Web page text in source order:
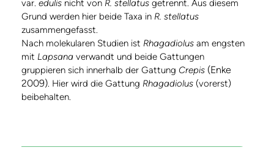
var. edulis nicht von R. stellatus getrennt. Aus diesem
Grund werden hier beide Taxa in R. stellatus
zusammengefasst.
Nach molekularen Studien ist Rhagadiolus am engsten
mit Lapsana verwandt und beide Gattungen
gruppieren sich innerhalb der Gattung Crepis (Enke
2009). Hier wird die Gattung Rhagadiolus (vorerst)
beibehalten.